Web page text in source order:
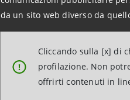
da un sito web diverso da
!
Cliccando sulla [x] di
profilazione. Non
offrirti contenuti in
Torino e presso
Enterprises
collaboratore de Il
degli Investitori, la
consulenza con sedi
Fabio Corsico è